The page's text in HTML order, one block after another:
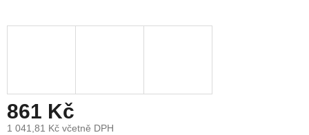
861 Kč
1 041,81 Kč včetně DPH